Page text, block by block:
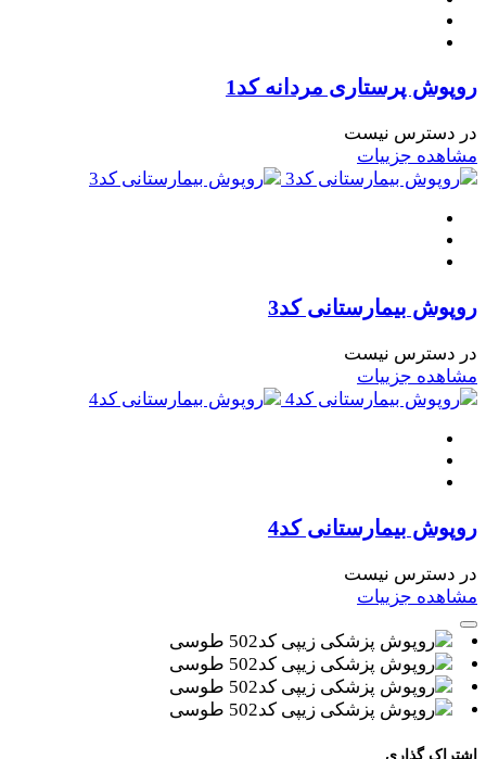
روپوش پرستاری مردانه کد1
در دسترس نیست
مشاهده جزییات
روپوش بیمارستانی کد3
در دسترس نیست
مشاهده جزییات
روپوش بیمارستانی کد4
در دسترس نیست
مشاهده جزییات
اشتراک گذاری